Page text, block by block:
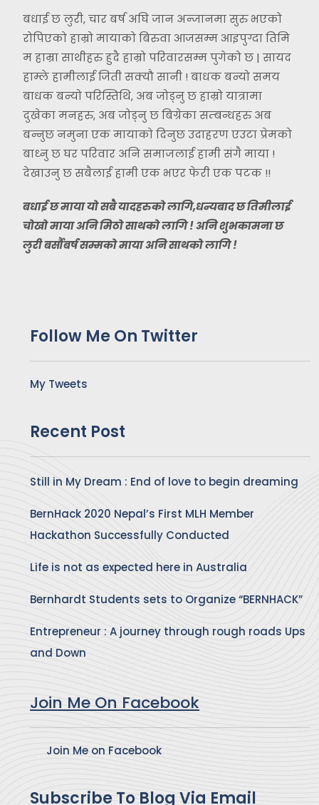
बधाई छ लुरी, चार बर्ष अघि जान अन्जानमा सुरु भएको
रोपिएको हाम्रो मायाको बिरुवा आजसम्म आइपुग्दा तिमि
म हाम्रा साथीहरु हुदै हाम्रो परिवारसम्म पुगेको छ | सायद
हाम्ले हामीलाई जिती सक्यौ सानी ! बाधक बन्यो समय
बाधक बन्यो परिस्तिथि, अब जोड्नु छ हाम्रो यात्रामा
दुखेका मनहरु, अब जोड्नु छ बिग्रेका सम्बन्धहरु अब
बन्नुछ नमुना एक मायाको दिनुछ उदाहरण एउटा प्रेमको
बाध्नु छ घर परिवार अनि समाजलाई हामी संगै माया !
देखाउनु छ सबैलाई हामी एक भएर फेरी एक पटक !!
बधाई छ माया यो सबै यादहरुको लागि,धन्यबाद छ तिमीलाई
चोखो माया अनि मिठो साथको लागि ! अनि शुभकामना छ
लुरी बर्सौबर्ष सम्मको माया अनि साथको लागि !
Follow Me On Twitter
My Tweets
Recent Post
Still in My Dream : End of love to begin dreaming
BernHack 2020 Nepal’s First MLH Member
Hackathon Successfully Conducted
Life is not as expected here in Australia
Bernhardt Students sets to Organize “BERNHACK”
Entrepreneur : A journey through rough roads Ups
and Down
Join Me On Facebook
Join Me on Facebook
Subscribe To Blog Via Email